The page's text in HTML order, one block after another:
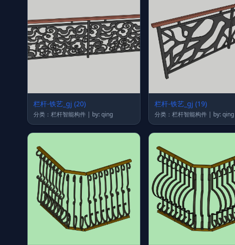
栏杆-铁艺_gj (20)
分类：栏杆智能构件 | by: qing
栏杆-铁艺_gj (19)
分类：栏杆智能构件 | by: qing